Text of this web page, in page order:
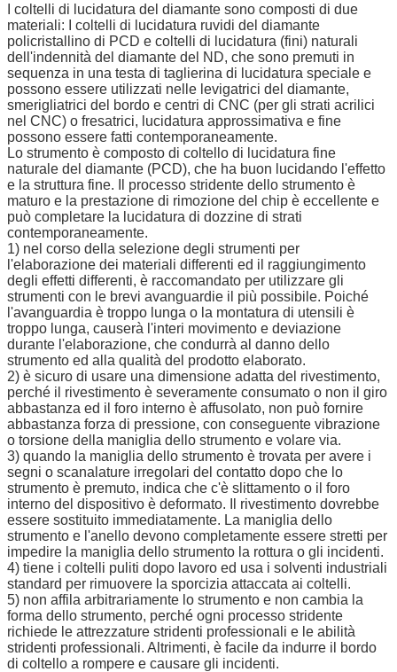
I coltelli di lucidatura del diamante sono composti di due
materiali: I coltelli di lucidatura ruvidi del diamante
policristallino di PCD e coltelli di lucidatura (fini) naturali
dell'indennità del diamante del ND, che sono premuti in
sequenza in una testa di taglierina di lucidatura speciale e
possono essere utilizzati nelle levigatrici del diamante,
smerigliatrici del bordo e centri di CNC (per gli strati acrilici
nel CNC) o fresatrici, lucidatura approssimativa e fine
possono essere fatti contemporaneamente.
Lo strumento è composto di coltello di lucidatura fine
naturale del diamante (PCD), che ha buon lucidando l'effetto
e la struttura fine. Il processo stridente dello strumento è
maturo e la prestazione di rimozione del chip è eccellente e
può completare la lucidatura di dozzine di strati
contemporaneamente.
1) nel corso della selezione degli strumenti per
l'elaborazione dei materiali differenti ed il raggiungimento
degli effetti differenti, è raccomandato per utilizzare gli
strumenti con le brevi avanguardie il più possibile. Poiché
l'avanguardia è troppo lunga o la montatura di utensili è
troppo lunga, causerà l'interi movimento e deviazione
durante l'elaborazione, che condurrà al danno dello
strumento ed alla qualità del prodotto elaborato.
2) è sicuro di usare una dimensione adatta del rivestimento,
perché il rivestimento è severamente consumato o non il giro
abbastanza ed il foro interno è affusolato, non può fornire
abbastanza forza di pressione, con conseguente vibrazione
o torsione della maniglia dello strumento e volare via.
3) quando la maniglia dello strumento è trovata per avere i
segni o scanalature irregolari del contatto dopo che lo
strumento è premuto, indica che c'è slittamento o il foro
interno del dispositivo è deformato. Il rivestimento dovrebbe
essere sostituito immediatamente. La maniglia dello
strumento e l'anello devono completamente essere stretti per
impedire la maniglia dello strumento la rottura o gli incidenti.
4) tiene i coltelli puliti dopo lavoro ed usa i solventi industriali
standard per rimuovere la sporcizia attaccata ai coltelli.
5) non affila arbitrariamente lo strumento e non cambia la
forma dello strumento, perché ogni processo stridente
richiede le attrezzature stridenti professionali e le abilità
stridenti professionali. Altrimenti, è facile da indurre il bordo
di coltello a rompere e causare gli incidenti.